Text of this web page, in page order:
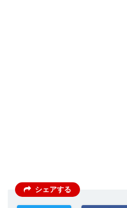
シェアする